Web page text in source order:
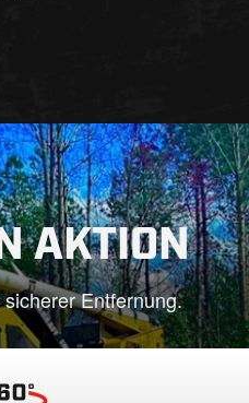
Mute Settings
PIP
PlayAKTION
Entfernung.